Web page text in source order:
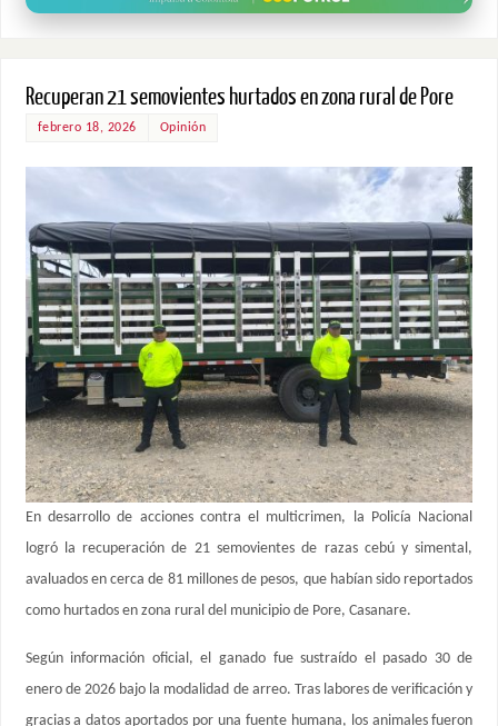
Recuperan 21 semovientes hurtados en zona rural de Pore
febrero 18, 2026 Opinión
En desarrollo de acciones contra el multicrimen, la Policía Nacional
logró la recuperación de 21 semovientes de razas cebú y simental,
avaluados en cerca de 81 millones de pesos, que habían sido reportados
como hurtados en zona rural del municipio de Pore, Casanare.
Según información oficial, el ganado fue sustraído el pasado 30 de
enero de 2026 bajo la modalidad de arreo. Tras labores de verificación y
gracias a datos aportados por una fuente humana, los animales fueron